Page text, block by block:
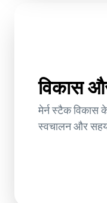
विकास
मेर्न स्टैक विकास
स्वचालन और